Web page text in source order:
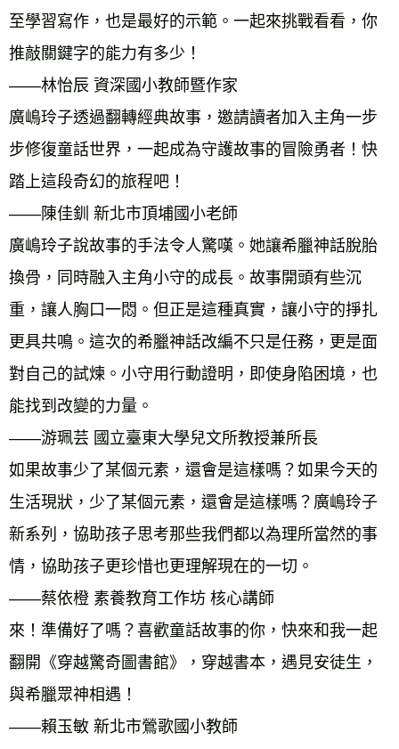
至學習寫作，也是最好的示範。一起來挑戰看看，你
推敲關鍵字的能力有多少！
——林怡辰 資深國小教師暨作家
廣嶋玲子透過翻轉經典故事，邀請讀者加入主角一步
步修復童話世界，一起成為守護故事的冒險勇者！快
踏上這段奇幻的旅程吧！
——陳佳釧 新北市頂埔國小老師
廣嶋玲子說故事的手法令人驚嘆。她讓希臘神話脫胎
換骨，同時融入主角小守的成長。故事開頭有些沉
重，讓人胸口一悶。但正是這種真實，讓小守的掙扎
更具共鳴。這次的希臘神話改編不只是任務，更是面
對自己的試煉。小守用行動證明，即使身陷困境，也
能找到改變的力量。
——游珮芸 國立臺東大學兒文所教授兼所長
如果故事少了某個元素，還會是這樣嗎？如果今天的
生活現狀，少了某個元素，還會是這樣嗎？廣嶋玲子
新系列，協助孩子思考那些我們都以為理所當然的事
情，協助孩子更珍惜也更理解現在的一切。
——蔡依橙 素養教育工作坊 核心講師
來！準備好了嗎？喜歡童話故事的你，快來和我一起
翻開《穿越驚奇圖書館》，穿越書本，遇見安徒生，
與希臘眾神相遇！
——賴玉敏 新北市鶯歌國小教師